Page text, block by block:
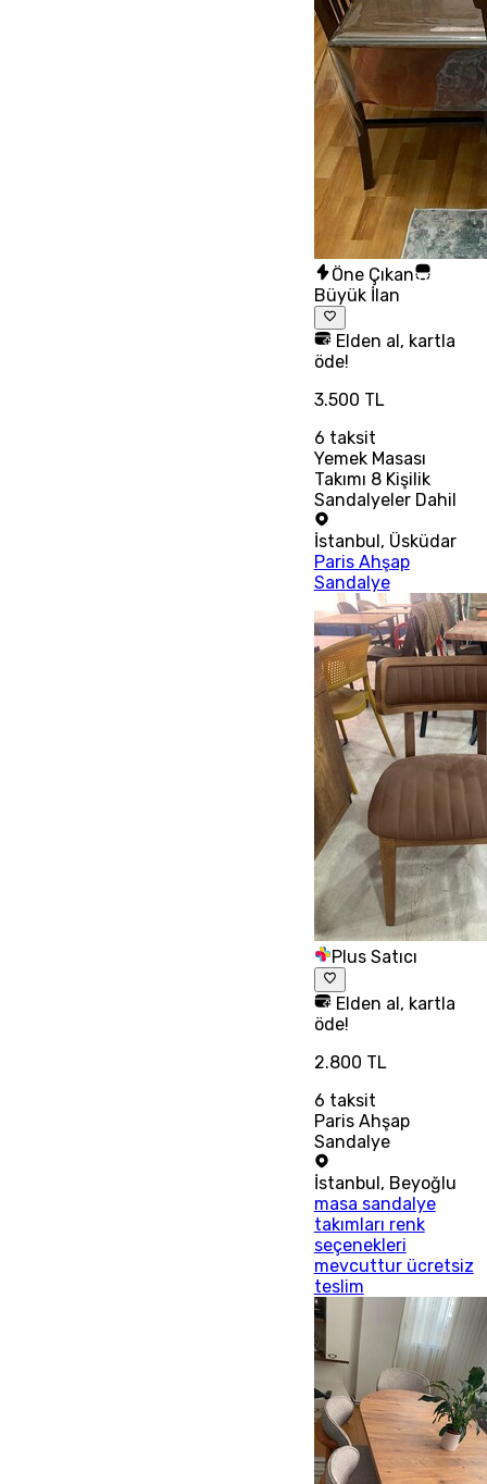
Öne Çıkan
Büyük İlan
Elden al, kartla
öde!
3.500 TL
6 taksit
Yemek Masası
Takımı 8 Kişilik
Sandalyeler Dahil
İstanbul , Üsküdar
Paris Ahşap
Sandalye
Plus Satıcı
Elden al, kartla
öde!
2.800 TL
6 taksit
Paris Ahşap
Sandalye
İstanbul, Beyoğlu
masa sandalye
takımları renk
seçenekleri
mevcuttur ücretsiz
teslim